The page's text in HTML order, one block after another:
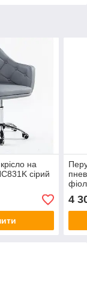
на
сірий
4